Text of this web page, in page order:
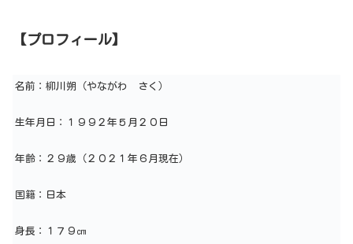
【プロフィール】
名前：柳川朔（やながわ さく）
生年月日：１９９２年５月２０日
年齢：２９歳（２０２１年６月現在）
国籍：日本
身長：１７９㎝